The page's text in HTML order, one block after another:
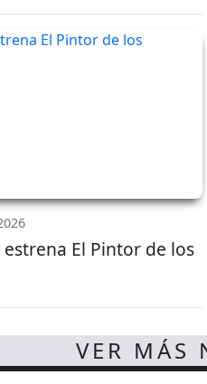
estrena El Pintor de los
VER MÁS